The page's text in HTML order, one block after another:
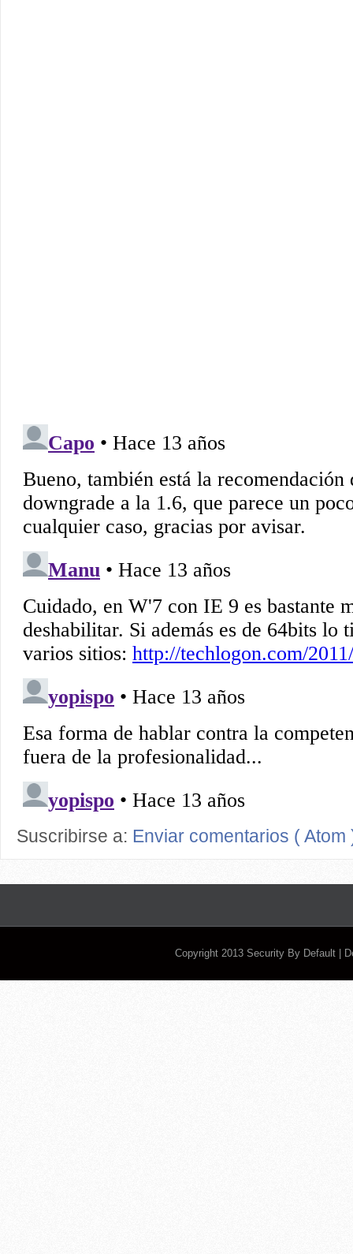
Suscribirse a: Enviar comentarios ( Atom
Copyright 2013 Security By Default |